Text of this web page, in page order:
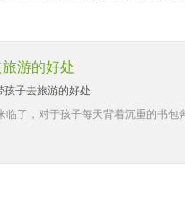
游的好处
孩子去旅游的好处
临了，对于孩子每天背着沉重的书